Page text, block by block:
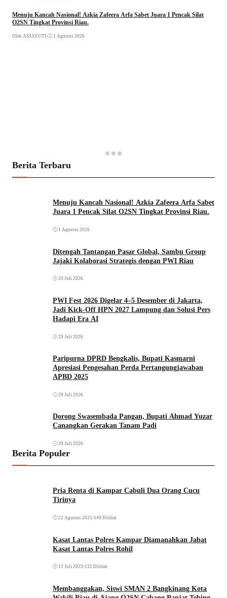
Menuju Kancah Nasional! Azkia Zafeera Arfa Sabet Juara 1 Pencak Silat
O2SN Tingkat Provinsi Riau.
Oleh ASSAYUTI• 1 Agustus 2026
Berita Terbaru
Menuju Kancah Nasional! Azkia Zafeera Arfa Sabet
Juara 1 Pencak Silat O2SN Tingkat Provinsi Riau.
1 Agustus 2026
Ditengah Tantangan Pasar Global, Sambu Group
Jajaki Kolaborasi Strategis dengan PWI Riau
29 Juli 2026
PWI Fest 2026 Digelar 4–5 Desember di Jakarta,
Jadi Kick-Off HPN 2027 Lampung dan Solusi Pers
Hadapi Era AI
29 Juli 2026
Paripurna DPRD Bengkalis, Bupati Kasmarni
Apresiasi Pengesahan Perda Pertangungjawaban
APBD 2025
29 Juli 2026
Dorong Swasembada Pangan, Bupati Ahmad Yuzar
Canangkan Gerakan Tanam Padi
29 Juli 2026
Berita Populer
Pria Renta di Kampar Cabuli Dua Orang Cucu
Tirinya
22 Agustus 2025 •149 Dilihat
Kasat Lantas Polres Kampar Diamanahkan Jabat
Kasat Lantas Polres Rohil
13 Juli 2023 •132 Dilihat
Membanggakan, Siswi SMAN 2 Bangkinang Kota